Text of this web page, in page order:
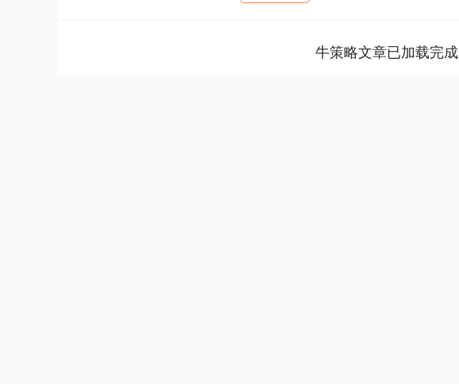
牛策略文章已加载完成